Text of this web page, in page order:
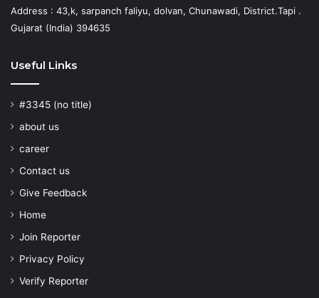
Address : 43,k, sarpanch faliyu, dolvan, Chunawadi, District.Tapi .
Gujarat (India) 394635
Useful Links
#3345 (no title)
about us
career
Contact us
Give Feedback
Home
Join Reporter
Privacy Policy
Verify Reporter